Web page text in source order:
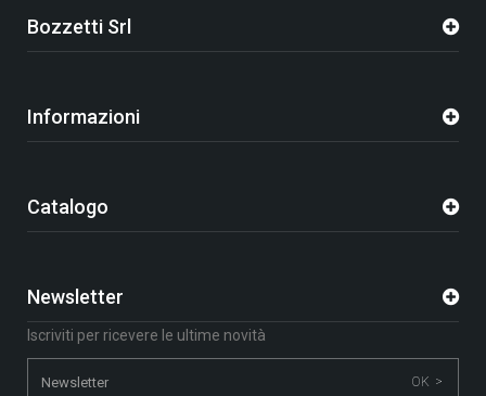
Bozzetti Srl
Informazioni
Catalogo
Newsletter
Iscriviti per ricevere le ultime novità
OK >